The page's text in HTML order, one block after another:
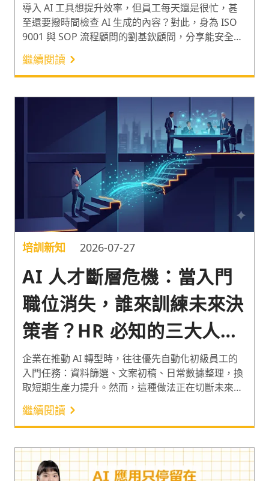
導入 AI 工具想提升效率，但員工每天還是很忙，甚
至還要撥時間檢查 AI 生成的內容？對此，身為 ISO
9001 與 SOP 流程顧問的劉基欽顧問，分享能安全導
入 AI 工具的「HITL 四層安全護欄」，與實際導入時
可運用的離線 AI 工具及評估矩陣，讓資安風險不再
是企業導入 AI 的絆腳石。正確建立適合人機協作的
工作流，讓 AI 工具的導入發揮最大工作效益！
繼續閱讀
培訓新知 2026-07-27
AI 人才斷層危機：當入門
職位消失，誰來訓練未來決
策者？HR 必知的三大人才
戰略
企業在推動 AI 轉型時，往往優先自動化初級員工的
入門任務：資料篩選、文案初稿、日常數據整理，換
取短期生產力提升。然而，這種做法正在切斷未來核
心人才庫的養成路徑：當初級員工不再親手執行基礎
工作，他們便無法累積的專業的直覺與職業判斷力。
本文從企業現況與痛點出發，整理國際專家對此組織
議題的關鍵見解，並提出「人為先行、角色轉型、協
作導師」三大戰略，協助 HR 與企業決策者在導入 AI
的同時，守住組織的接班命脈。
繼續閱讀